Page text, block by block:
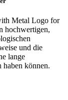
Metal Logo for
hochwertigen,
und die
lange
haben können.